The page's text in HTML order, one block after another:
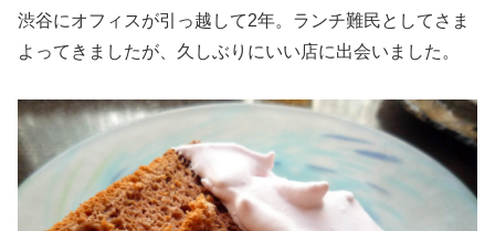
渋谷にオフィスが引っ越して2年。ランチ難民としてさま
よってきましたが、久しぶりにいい店に出会いました。